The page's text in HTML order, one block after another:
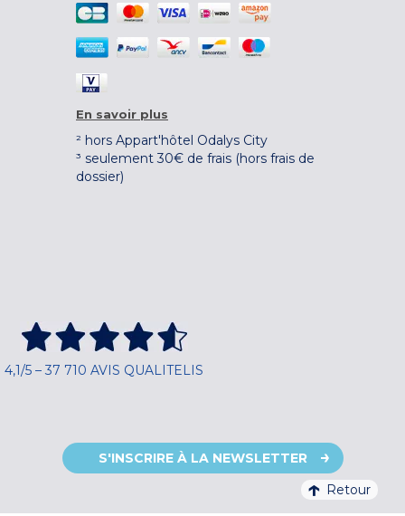
En savoir plus
² hors Appart'hôtel Odalys City
³ seulement 30€ de frais (hors frais de
dossier)
4,1/5 – 37 710 AVIS QUALITELIS
S'INSCRIRE À LA NEWSLETTER
Retour